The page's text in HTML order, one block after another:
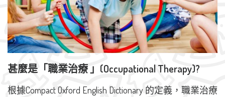
甚麼是「職業治療 」(Occupational Therapy)?
根據Compact Oxford English Dictionary 的定義，職業治療